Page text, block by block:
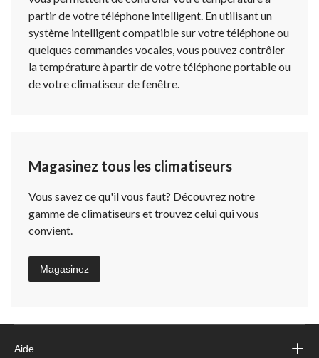
partir de votre téléphone intelligent. En utilisant un
système intelligent compatible sur votre téléphone ou
quelques commandes vocales, vous pouvez contrôler
la température à partir de votre téléphone portable ou
de votre climatiseur de fenêtre.
Magasinez tous les climatiseurs
Vous savez ce qu'il vous faut? Découvrez notre
gamme de climatiseurs et trouvez celui qui vous
convient.
Magasinez
Aide